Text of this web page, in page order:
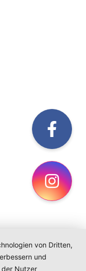
von Dritten,
und
der Nutzer